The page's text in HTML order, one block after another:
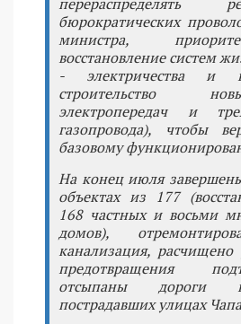
бюрократических
министра,
восстановление систем
- электричества и
строительство
электропередач и
газопровода), чтобы
базовому
На конец июля
объектах из 177
168 частных и восьми
домов),
канализация,
предотвращения
отсыпаны дороги
пострадавших улицах